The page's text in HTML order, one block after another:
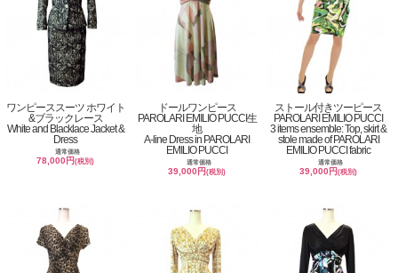
ワンピーススーツ ホワイト
&ブラックレース
White and Blacklace Jacket &
Dress
通常価格
78,000円(税別)
ドールワンピース
PAROLARI EMILIO PUCCI生
地
A-line Dress in PAROLARI
EMILIO PUCCI
通常価格
39,000円(税別)
ストール付きツーピース
PAROLARI EMILIO PUCCI
3 items ensemble: Top, skirt &
stole made of PAROLARI
EMILIO PUCCI fabric
通常価格
39,000円(税別)